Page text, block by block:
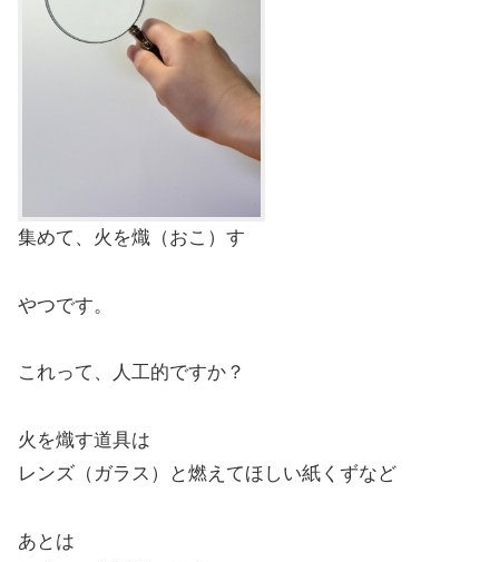
集めて、火を熾（おこ）す
やつです。
これって、人工的ですか？
火を熾す道具は
レンズ（ガラス）と燃えてほしい紙くずなど
あとは